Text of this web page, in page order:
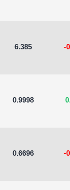
6.385 -
0.9998
0.6696 -